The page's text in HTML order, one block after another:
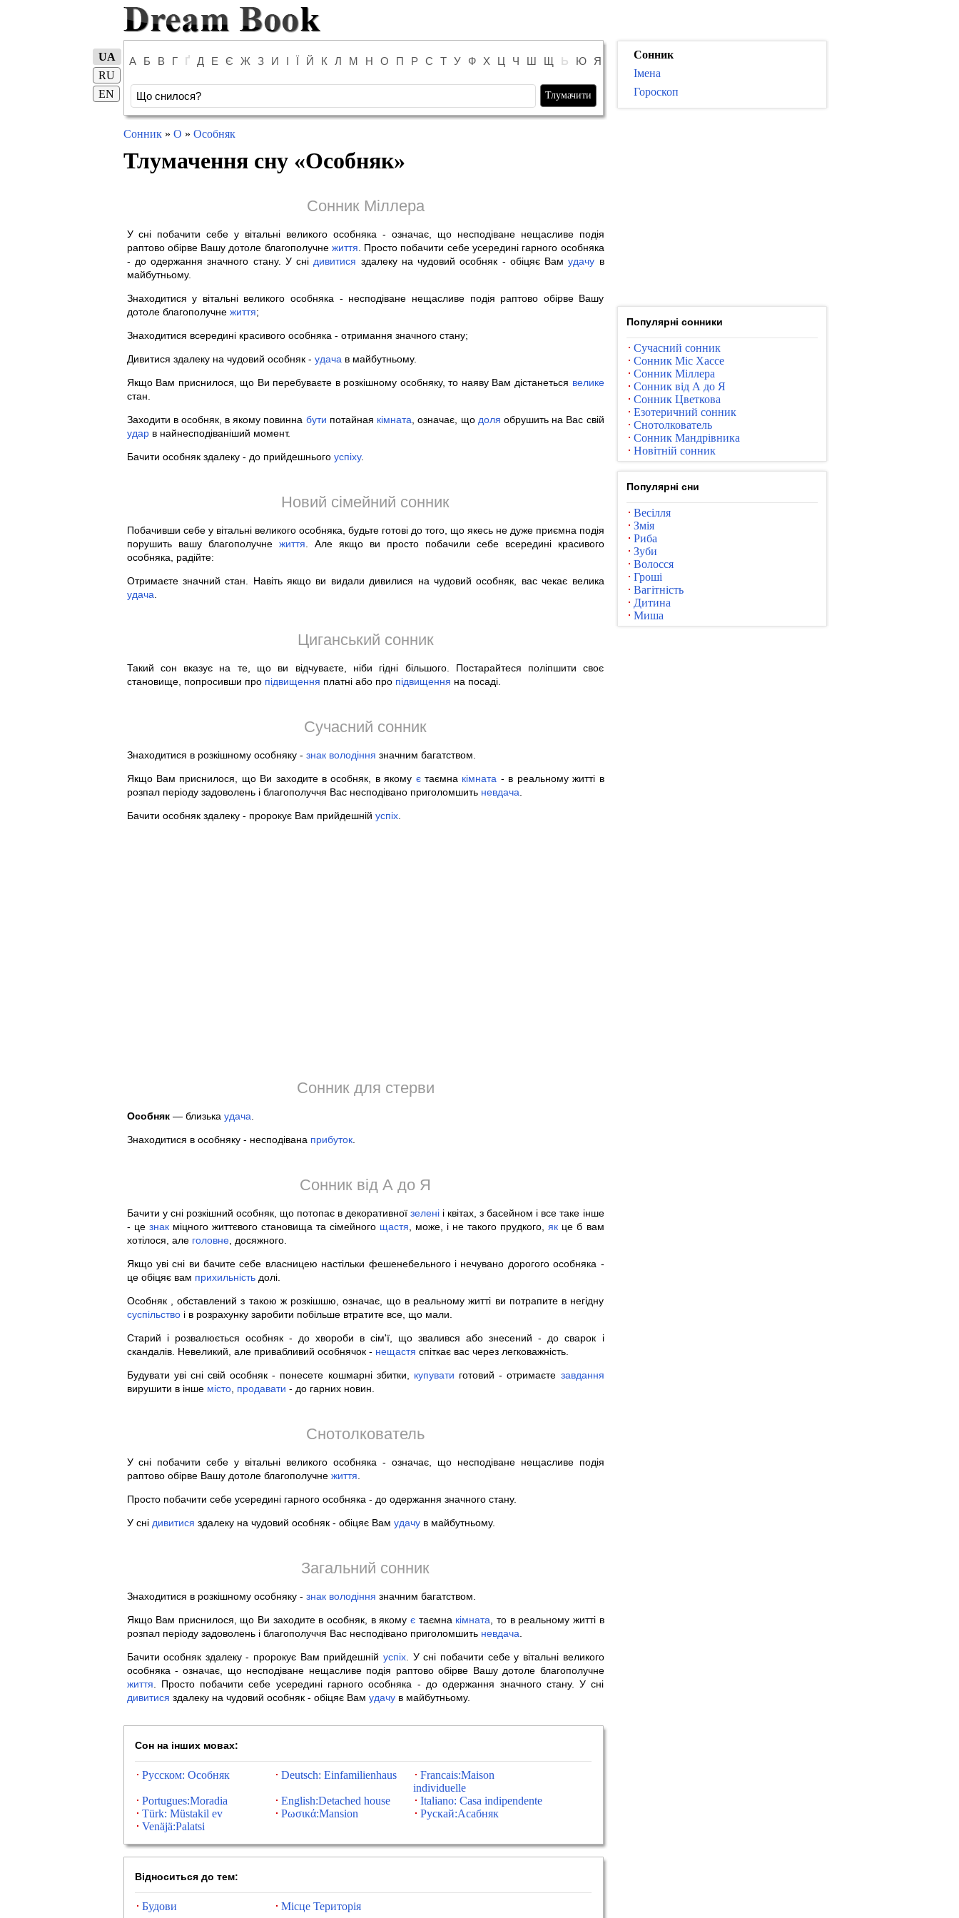
А Б В Г Ґ Д Е Є Ж З И І Ї Й К Л М Н О П Р С Т У Ф Х Ц Ч Ш Щ Ь Ю Я
UA
RU
EN
Сонник» О » Особняк
Тлумачення сну «Особняк»
Сонник Міллера
У сні побачити себе у вітальні великого особняка - означає, що несподіване нещасливе подія
раптово обірве Вашу дотоле благополучне життя . Просто побачити себе усередині гарного особняка
- до одержання значного стану. У сні дивитися здалеку на чудовий особняк - обіцяє Вамудачу в
майбутньому.
Знаходитися у вітальні великого особняка - несподіване нещасливе подія раптово обірве Вашу
дотоле благополучне життя;
Знаходитися всередині красивого особняка - отримання значного стану;
Дивитися здалеку на чудовий особняк - удача в майбутньому.
Якщо Вам приснилося, що Ви перебуваєте в розкішному особняку, то наяву Вам дістанеться велике
стан.
Заходити в особняк, в якому повинна бути потайная кімната , означає, що доля обрушить на Вас свій
ударв найнесподіваніший момент.
Бачити особняк здалеку - до прийдешнього успіху.
Новий сімейний сонник
Побачивши себе у вітальні великого особняка, будьте готові до того, що якесь не дуже приємна подія
порушить вашу благополучне життя . Але якщо ви просто побачили себе всередині красивого
особняка, радійте:
Отримаєте значний стан. Навіть якщо ви видали дивилися на чудовий особняк, вас чекає велика
удача
Циганський сонник
Такий сон вказує на те, що ви відчуваєте, ніби гідні більшого. Постарайтеся поліпшити своє
становище, попросивши про підвищення платні або про підвищення на посаді.
Сучасний сонник
Знаходитися в розкішному особняку - знак володіння значним багатством.
Якщо Вам приснилося, що Ви заходите в особняк, в якому єтаємна кімната - в реальному житті в
розпал періоду задоволень і благополуччя Вас несподівано приголомшить невдача
Бачити особняк здалеку - пророкує Вам прийдешній успіх.
Сонник для стерви
Особняк— близька удача
Знаходитися в особняку - несподівана прибуток.
Сонник від А до Я
Бачити у сні розкішний особняк, що потопає в декоративноїзелені і квітах, з басейном і все таке інше
- це знакміцного життєвого становища та сімейного щастя , може, і не такого прудкого,як це б вам
хотілося, але головне, досяжного.
Якщо уві сні ви бачите себе власницею настільки фешенебельного і нечувано дорогого особняка -
це обіцяє вам прихильністьдолі.
Особняк , обставлений з такою ж розкішшю, означає, що в реальному житті ви потрапите в негідну
суспільствоі в розрахунку заробити побільше втратите все, що мали.
Старий і розвалюється особняк - до хвороби в сім'ї, що звалився або знесений - до сварок і
скандалів. Невеликий, але привабливий особнячок - нещастя спіткає вас через легковажність.
Будувати уві сні свій особняк - понесете кошмарні збитки, купувати готовий - отримаєте завдання
вирушити в інше місто, продавати - до гарних новин.
Снотолкователь
У сні побачити себе у вітальні великого особняка - означає, що несподіване нещасливе подія
раптово обірве Вашу дотоле благополучне життя
Просто побачити себе усередині гарного особняка - до одержання значного стану.
У сні дивитися здалеку на чудовий особняк - обіцяє Вам удачув майбутньому.
Загальний сонник
Знаходитися в розкішному особняку - знак володіння значним багатством.
Якщо Вам приснилося, що Ви заходите в особняк, в якому єтаємна кімната , то в реальному житті в
розпал періоду задоволень і благополуччя Вас несподівано приголомшить невдача
Бачити особняк здалеку - пророкує Вам прийдешній успіх . У сні побачити себе у вітальні великого
особняка - означає, що несподіване нещасливе подія раптово обірве Вашу дотоле благополучне
життя . Просто побачити себе усередині гарного особняка - до одержання значного стану. У сні
дивитися здалеку на чудовий особняк - обіцяє Вам удачув майбутньому.
Сон на інших мовах:
Русском: Особняк Deutsch: Einfamilienhaus
Francais:Maison
individuelle
Portugues:Moradia
English:Detached house
Italiano: Casa indipendente
Türk: Müstakil ev
Ρωσικά:Mansion
Рускай:Асабняк
Venäjä:Palatsi
Відноситься до тем:
Будови Місце Територія
Сонник
Імена
Гороскоп
Популярні сонники
Сучасний сонник
Сонник Міс Хассе
Сонник Міллера
Сонник від А до Я
Сонник Цветкова
Езотеричний сонник
Снотолкователь
Сонник Мандрівника
Новітній сонник
Популярні сни
Весілля
Змія
Риба
Зуби
Волосся
Гроші
Вагітність
Дитина
Миша